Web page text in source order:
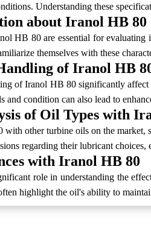
Understanding these
about Iranol HB 80
HB 80 are essential for
themselves with these
of Iranol HB
of Iranol HB 80 significantly
condition can also lead to
of Oil Types with
other turbine oils on the market,
regarding their lubricant
with Iranol HB 80
role in understanding the
highlight the oil's ability to